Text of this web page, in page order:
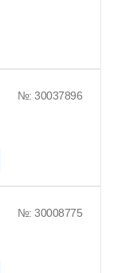
№: 30037896
№: 30008775